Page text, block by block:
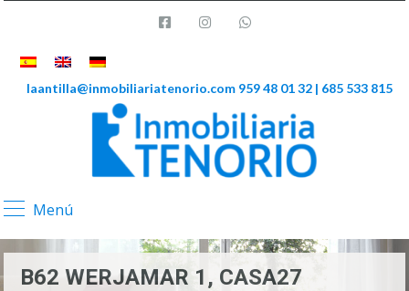
laantilla@inmobiliariatenorio.com 959 48 01 32 | 685 533 815
Menú
B62 WERJAMAR 1, CASA27